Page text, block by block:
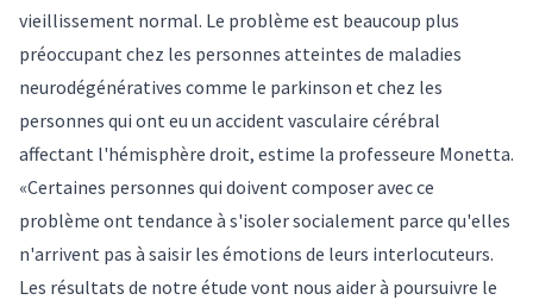
vieillissement normal. Le problème est beaucoup plus
préoccupant chez les personnes atteintes de maladies
neurodégénératives comme le parkinson et chez les
personnes qui ont eu un accident vasculaire cérébral
affectant l'hémisphère droit, estime la professeure Monetta.
«Certaines personnes qui doivent composer avec ce
problème ont tendance à s'isoler socialement parce qu'elles
n'arrivent pas à saisir les émotions de leurs interlocuteurs.
Les résultats de notre étude vont nous aider à poursuivre le